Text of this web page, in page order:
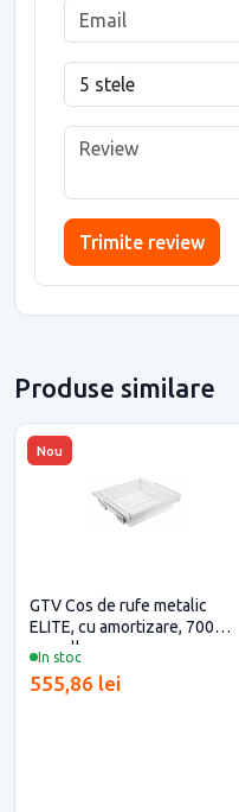
Trimite review
Produse similare
Nou
In stoc
GTV Cos de rufe metalic
ELITE, cu amortizare, 700
mm, alb
555,86 lei